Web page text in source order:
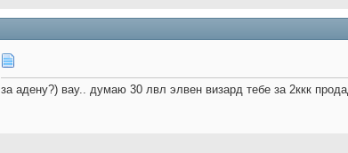
за адену?) вау.. думаю 30 лвл элвен визард тебе за 2ккк